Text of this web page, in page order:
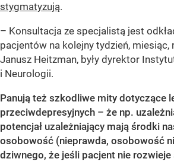
stygmatyzują.
– Konsultacja ze specjalistą jest
pacjentów na kolejny tydzień,
Janusz Heitzman, były dyrektor
i Neurologii.
Panują też szkodliwe mity dotyczące
przeciwdepresyjnych – że np.
potencjał uzależniający mają środki
osobowość (nieprawda, osobowość
dziwnego, że jeśli pacjent nie